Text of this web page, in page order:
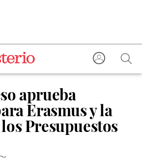
aprueba
Erasmus y la
Presupuestos